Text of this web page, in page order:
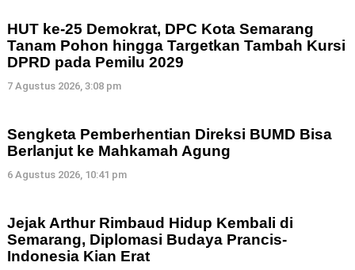
HUT ke-25 Demokrat, DPC Kota Semarang
Tanam Pohon hingga Targetkan Tambah Kursi
DPRD pada Pemilu 2029
7 Agustus 2026, 3:08 pm
Sengketa Pemberhentian Direksi BUMD Bisa
Berlanjut ke Mahkamah Agung
6 Agustus 2026, 10:41 pm
Jejak Arthur Rimbaud Hidup Kembali di
Semarang, Diplomasi Budaya Prancis-
Indonesia Kian Erat